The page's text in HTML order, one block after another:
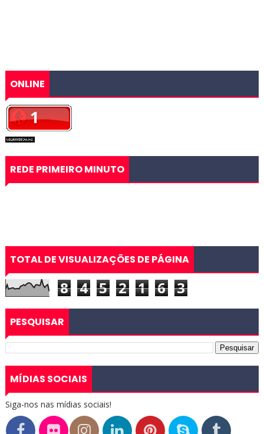
ONLINE
REDE PRIMEIRO MINUTO
TOTAL DE VISUALIZAÇÕES DE PÁGINA
8 4 5 2 1 6 3
PESQUISAR
MÍDIAS SOCIAIS
Siga-nos nas mídias sociais!